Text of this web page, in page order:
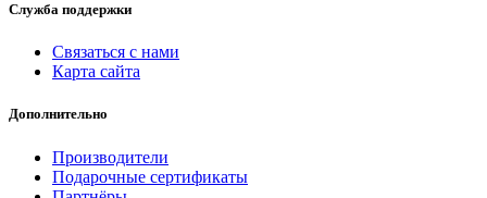
Служба поддержки
Связаться с нами
Карта сайта
Дополнительно
Производители
Подарочные сертификаты